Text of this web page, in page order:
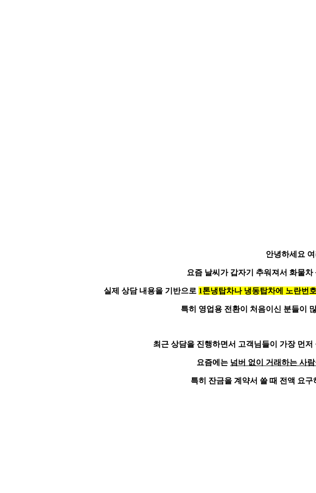
안녕하세요
요즘 날씨가 갑자기 추워져서 화물
실제 상담 내용을 기반으로 1톤냉탑차나 냉동탑차에 노란번
특히 영업용 전환이 처음이신 분들이
최근 상담을 진행하면서 고객님들이 가장 먼
요즘에는 넘버 없이 거래하는 사
특히 잔금을 계약서 쓸 때 전액 요구